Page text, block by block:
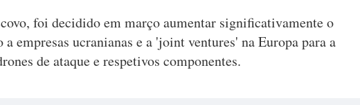
foi decidido em março aumentar significativamente o
empresas ucranianas e a 'joint ventures' na Europa para a
de ataque e respetivos componentes.